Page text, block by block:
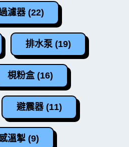
濾器 (22)
排水泵 (19)
梘粉盒 (16)
避震器 (11)
溫掣 (9)